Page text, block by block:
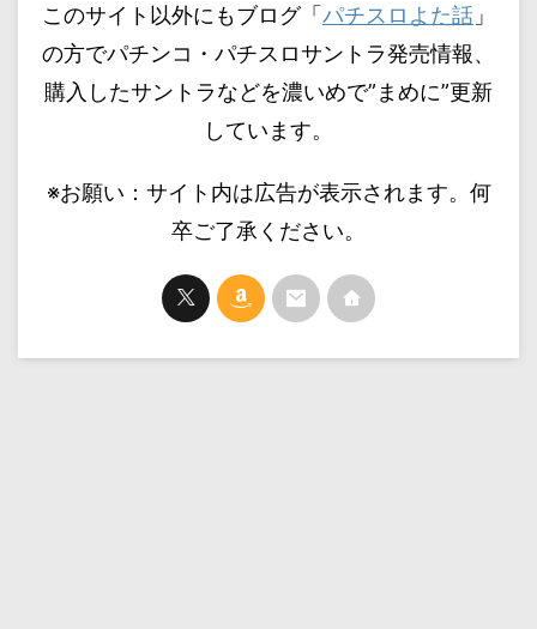
このサイト以外にもブログ「パチスロよた話 」
の方でパチンコ・パチスロサントラ発売情報、
購入したサントラなどを濃いめで”まめに”更新
しています。
※お願い：サイト内は広告が表示されます。何
卒ご了承ください。